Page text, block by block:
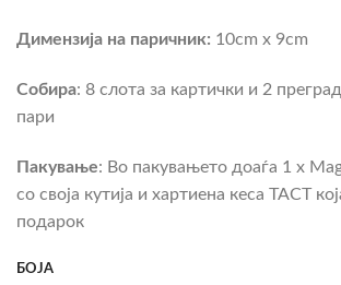
Димензија на паричник: 10cm x 9cm
Собира: 8 слота за картички и 2
пари
Пакување: Во пакувањето доаѓа 1 x
со своја кутија и хартиена кеса TACT
подарок
БОЈА